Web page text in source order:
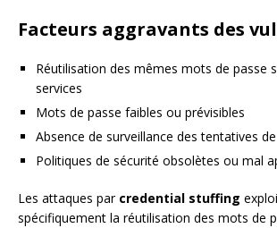
Facteurs aggravants des
Réutilisation des mêmes mots de passe
services
Mots de passe faibles ou prévisibles
Absence de surveillance des tentatives
Politiques de sécurité obsolètes ou mal
Les attaques par credential stuffing
spécifiquement la réutilisation des mots de